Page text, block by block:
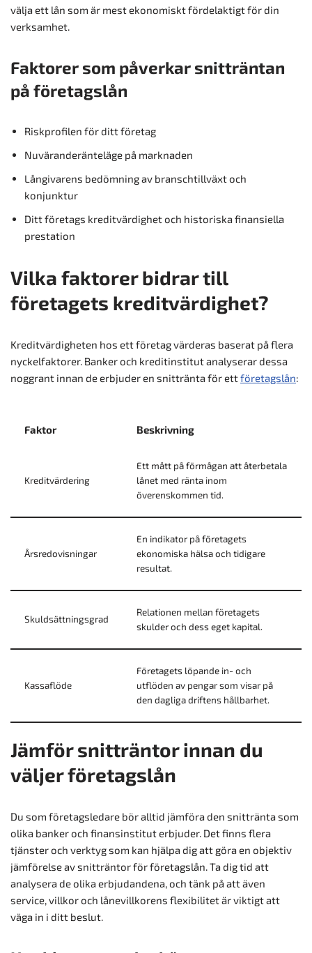
välja ett lån som är mest ekonomiskt fördelaktigt för din
verksamhet.
Faktorer som påverkar snitträntan
på företagslån
Riskprofilen för ditt företag
Nuväranderänteläge på marknaden
Långivarens bedömning av branschtillväxt och
konjunktur
Ditt företags kreditvärdighet och historiska finansiella
prestation
Vilka faktorer bidrar till
företagets kreditvärdighet?
Kreditvärdigheten hos ett företag värderas baserat på flera
nyckelfaktorer. Banker och kreditinstitut analyserar dessa
noggrant innan de erbjuder en snittränta för ettföretagslån:
Faktor Beskrivning
Kreditvärdering
Ett mått på förmågan att återbetala
lånet med ränta inom
överenskommen tid.
Årsredovisningar
En indikator på företagets
ekonomiska hälsa och tidigare
resultat.
Skuldsättningsgrad
Relationen mellan företagets
skulder och dess eget kapital.
Kassaflöde
Företagets löpande in- och
utflöden av pengar som visar på
den dagliga driftens hållbarhet.
Jämför snitträntor innan du
väljer företagslån
Du som företagsledare bör alltid jämföra den snittränta som
olika banker och finansinstitut erbjuder. Det finns flera
tjänster och verktyg som kan hjälpa dig att göra en objektiv
jämförelse av snitträntor för företagslån. Ta dig tid att
analysera de olika erbjudandena, och tänk på att även
service, villkor och lånevillkorens flexibilitet är viktigt att
väga in i ditt beslut.